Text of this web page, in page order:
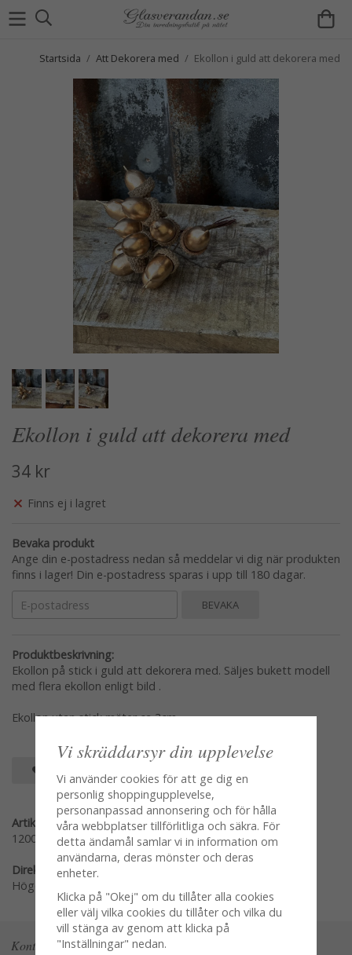
Startsida / Att Dekorera med / Ekollon i guld att dekorera med
Ekollon i guld att dekorera med
34 kr
Finns ej i lagret
Bevaka produkt
Ange din e-postadress nedan så meddelar vi dig när produkten
finns i lager! Din e-postadress sparas i upp till 180 dagar.
BEVAKA
Produktbeskrivning:
Ekollon på stick i guld att dekorera med. Säljes bukett modell
med flera ekollon enligt bild .
Ekollon utan stick mäter ca 3cm
Artikelnummer:
12008
Direktlänk:
Högerklicka och kopiera adressen
Kontakta oss
Vi skräddarsyr din upplevelse
Vi använder cookies för att ge dig en
personlig shoppingupplevelse,
personanpassad annonsering och för hålla
våra webbplatser tillförlitliga och säkra. För
detta ändamål samlar vi in information om
användarna, deras mönster och deras
enheter.
Klicka på "Okej" om du tillåter alla cookies
eller välj vilka cookies du tillåter och vilka du
vill stänga av genom att klicka på
"Inställningar" nedan.